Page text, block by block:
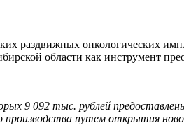
раздвижных онкологических
области как инструмент
9 092 тыс. рублей
путем открытия